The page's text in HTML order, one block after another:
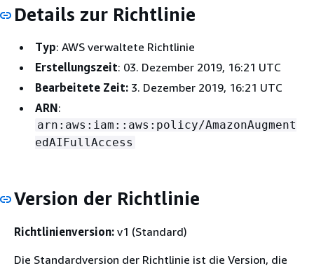
Details zur Richtlinie
Typ: AWS verwaltete Richtlinie
Erstellungszeit: 03. Dezember 2019, 16:21 UTC
Bearbeitete Zeit: 3. Dezember 2019, 16:21 UTC
ARN:
arn:aws:iam::aws:policy/AmazonAugment
edAIFullAccess
Version der Richtlinie
Richtlinienversion: v1 (Standard)
Die Standardversion der Richtlinie ist die Version, die